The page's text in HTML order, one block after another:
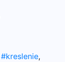
#kreslenie,